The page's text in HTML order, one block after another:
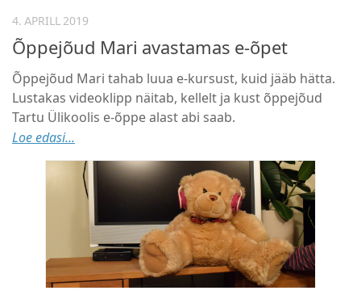
4. APRILL 2019
Õppejõud Mari avastamas e-õpet
Õppejõud Mari tahab luua e-kursust, kuid jääb hätta.
Lustakas videoklipp näitab, kellelt ja kust õppejõud
Tartu Ülikoolis e-õppe alast abi saab.
Loe edasi...